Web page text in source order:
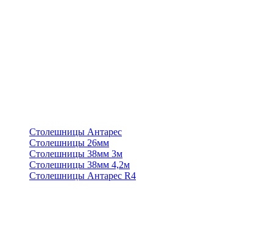
Столешницы Антарес
Столешницы 26мм
Столешницы 38мм 3м
Столешницы 38мм 4,2м
Столешницы Антарес R4